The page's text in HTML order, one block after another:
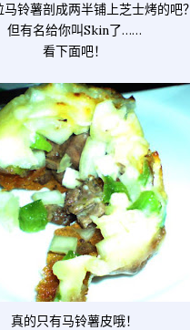
铃薯剖成两半铺上芝士烤的吧？
但有名给你叫Skin了……
看下面吧！
真的只有马铃薯皮哦！